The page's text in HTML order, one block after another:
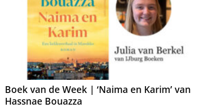
Boek van de Week | ‘Naima en Karim’ van
Hassnae Bouazza